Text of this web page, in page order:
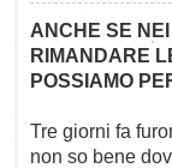
ANCHE SE
RIMANDARE
POSSIAMO
Tre giorni fa
non so bene